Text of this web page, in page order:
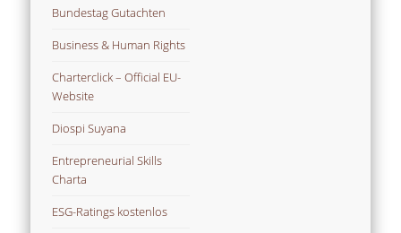
Bundestag Gutachten
Business & Human Rights
Charterclick – Official EU-
Website
Diospi Suyana
Entrepreneurial Skills
Charta
ESG-Ratings kostenlos